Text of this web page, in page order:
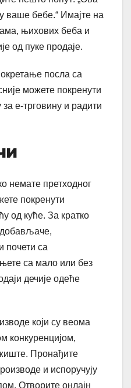
ваше бебе.“ Имајте на
њихових беба и
од пуке продаје.
посла са
можете покренути
е-трговину и радити
немате претходног
покренути
од куће. За кратко
и почети са
са мало или без
дечије одеће
који су веома
конкуренцијом,
Пронађите
и испоручују
Отворите онлајн